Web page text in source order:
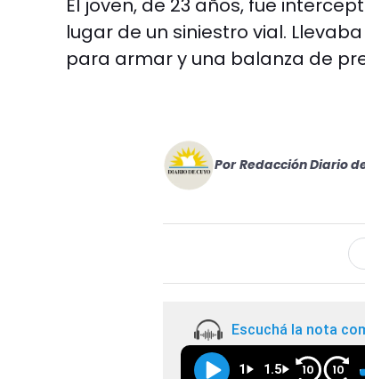
lugar de un siniestro vial.
para armar y una balanza de
Por Redacción Diario
Escuchá la nota
1 1.5 10 10